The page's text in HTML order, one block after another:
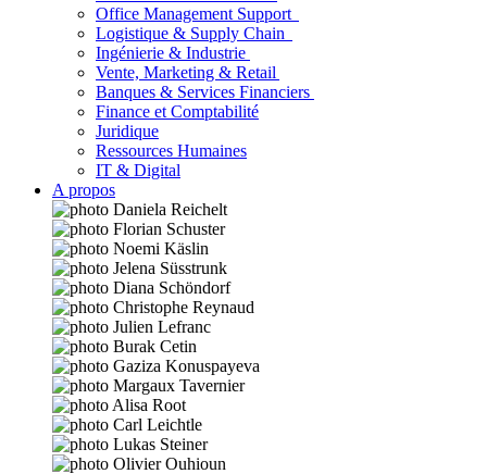
Office Management Support
Logistique & Supply Chain
Ingénierie & Industrie
Vente, Marketing & Retail
Banques & Services Financiers
Finance et Comptabilité
Juridique
Ressources Humaines
IT & Digital
A propos